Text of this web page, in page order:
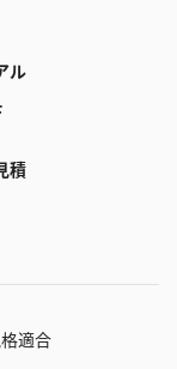
ル
積
適合